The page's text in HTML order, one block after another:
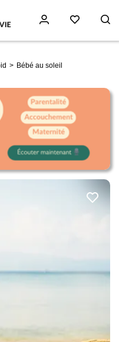
Bébé au soleil